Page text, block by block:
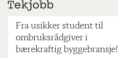
Fra usikker student til
ombruksrådgiver i
bærekraftig byggebransje!